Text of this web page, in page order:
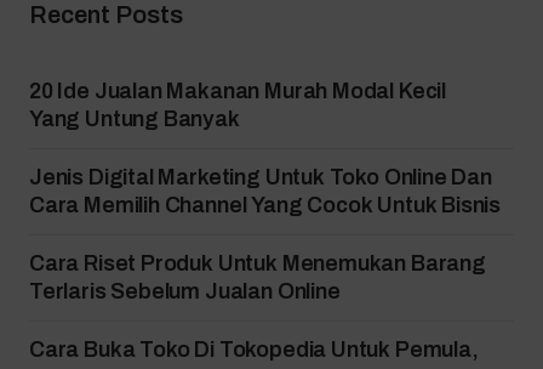
Recent Posts
20 Ide Jualan Makanan Murah Modal Kecil
Yang Untung Banyak
Jenis Digital Marketing Untuk Toko Online Dan
Cara Memilih Channel Yang Cocok Untuk Bisnis
Cara Riset Produk Untuk Menemukan Barang
Terlaris Sebelum Jualan Online
Cara Buka Toko Di Tokopedia Untuk Pemula,